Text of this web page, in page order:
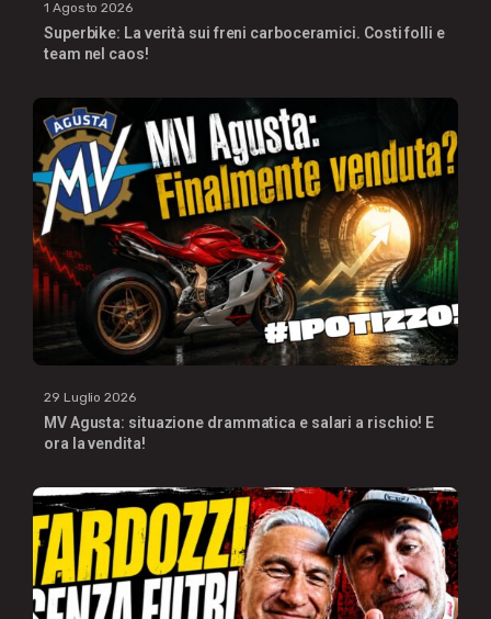
1 Agosto 2026
Superbike: La verità sui freni carboceramici. Costi folli e
team nel caos!
29 Luglio 2026
MV Agusta: situazione drammatica e salari a rischio! E
ora la vendita!